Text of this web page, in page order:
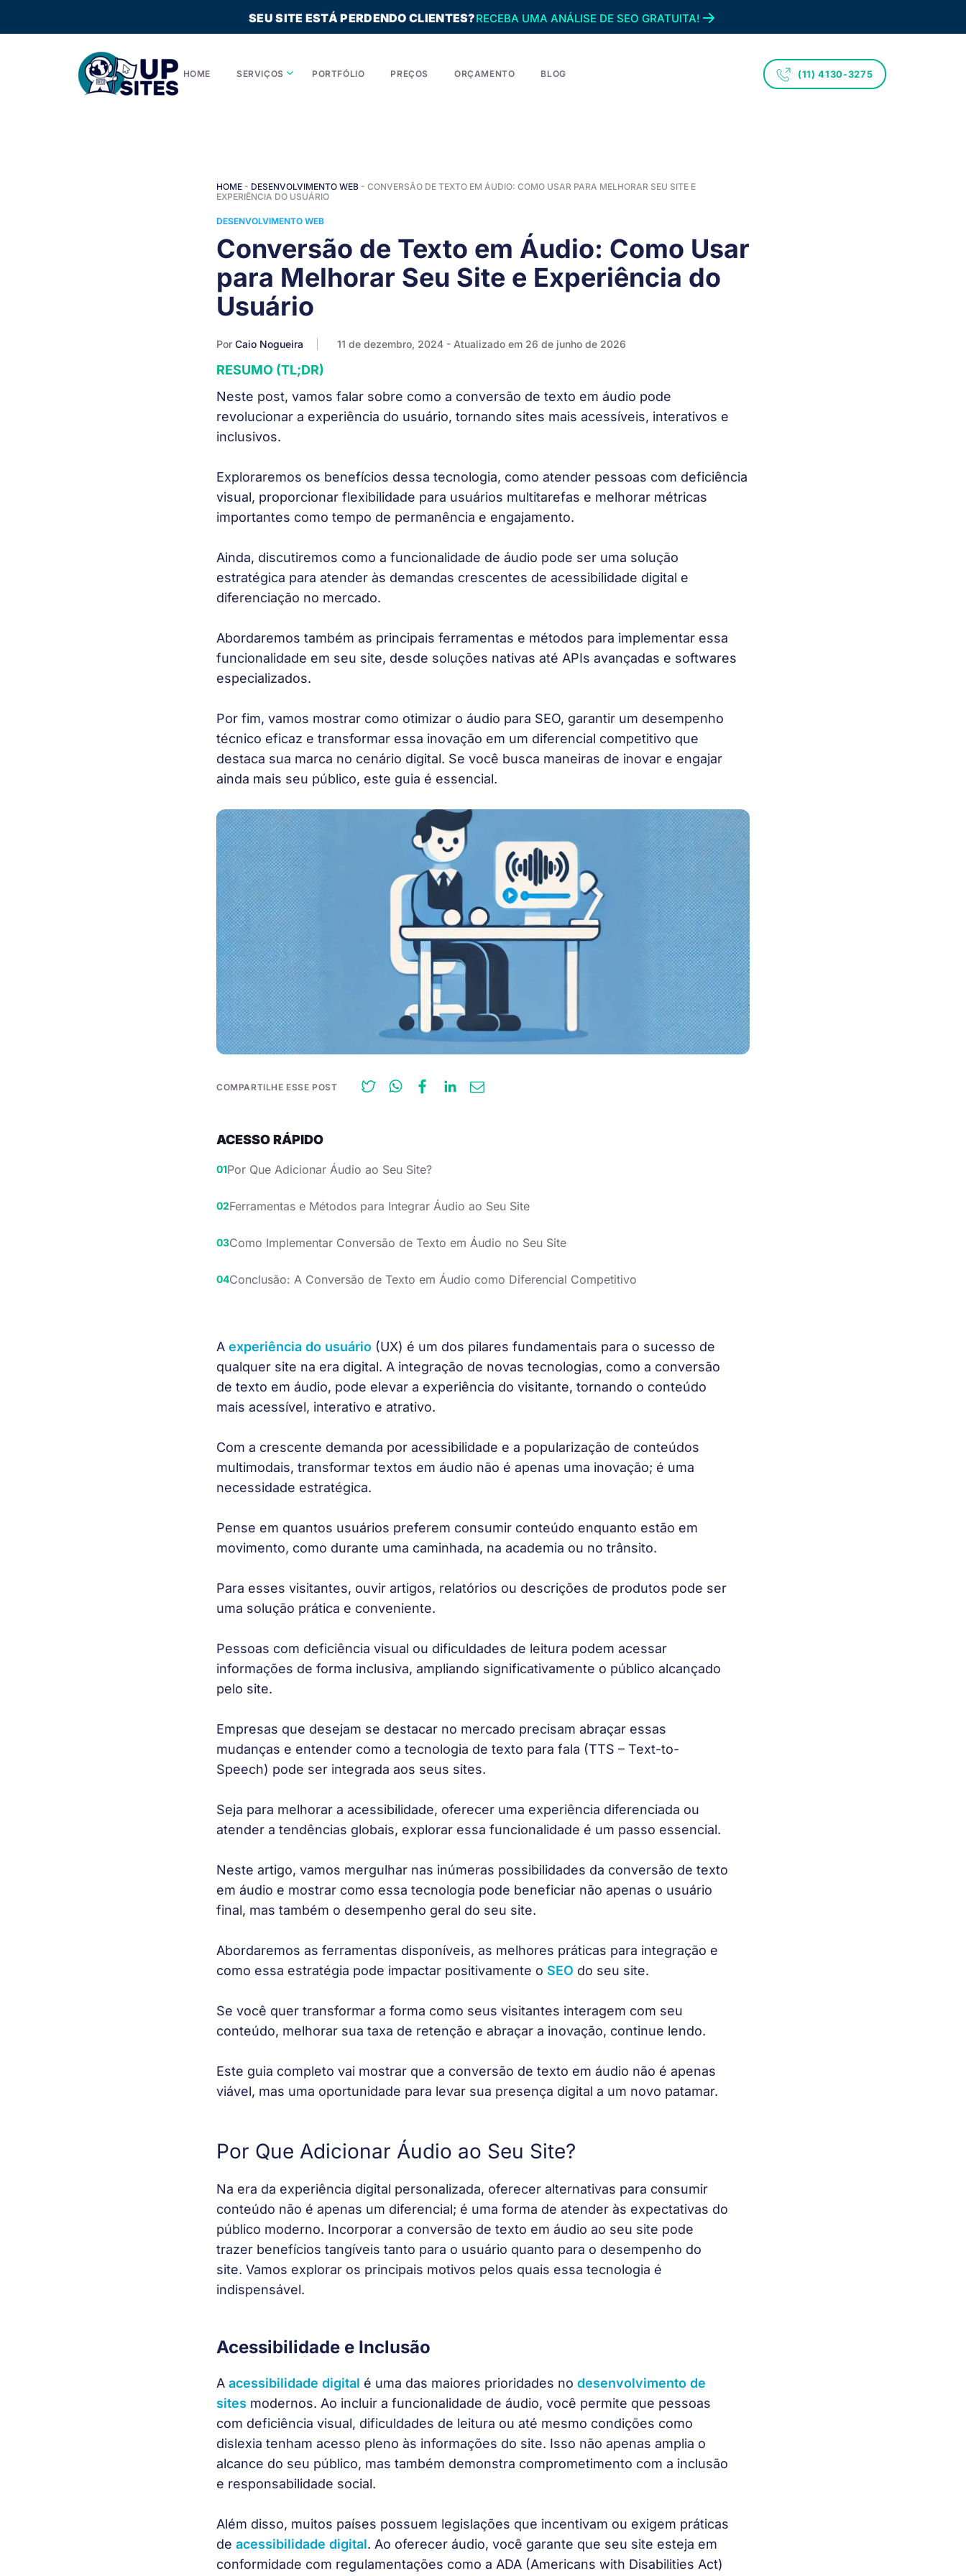
SEU SITE ESTÁ PERDENDO CLIENTES?RECEBA UMA ANÁLISE DE SEO GRATUITA!
HOME SERVIÇOS PORTFÓLIO PREÇOS ORÇAMENTO BLOG (11) 4130-3275
HOME - DESENVOLVIMENTO WEB - CONVERSÃO DE TEXTO EM ÁUDIO: COMO USAR PARA MELHORAR SEU SITE E
EXPERIÊNCIA DO USUÁRIO
DESENVOLVIMENTO WEB
Conversão de Texto em Áudio: Como Usar
para Melhorar Seu Site e Experiência do
Usuário
Por Caio Nogueira 11 de dezembro, 2024 - Atualizado em 26 de junho de 2026
RESUMO (TL;DR)
Neste post, vamos falar sobre como a conversão de texto em áudio pode
revolucionar a experiência do usuário, tornando sites mais acessíveis, interativos e
inclusivos.
Exploraremos os benefícios dessa tecnologia, como atender pessoas com deficiência
visual, proporcionar flexibilidade para usuários multitarefas e melhorar métricas
importantes como tempo de permanência e engajamento.
Ainda, discutiremos como a funcionalidade de áudio pode ser uma solução
estratégica para atender às demandas crescentes de acessibilidade digital e
diferenciação no mercado.
Abordaremos também as principais ferramentas e métodos para implementar essa
funcionalidade em seu site, desde soluções nativas até APIs avançadas e softwares
especializados.
Por fim, vamos mostrar como otimizar o áudio para SEO, garantir um desempenho
técnico eficaz e transformar essa inovação em um diferencial competitivo que
destaca sua marca no cenário digital. Se você busca maneiras de inovar e engajar
ainda mais seu público, este guia é essencial.
COMPARTILHE ESSE POST
ACESSO RÁPIDO
Por Que Adicionar Áudio ao Seu Site?
Ferramentas e Métodos para Integrar Áudio ao Seu Site
Como Implementar Conversão de Texto em Áudio no Seu Site
Conclusão: A Conversão de Texto em Áudio como Diferencial Competitivo
A experiência do usuário (UX) é um dos pilares fundamentais para o sucesso de
qualquer site na era digital. A integração de novas tecnologias, como a conversão
de texto em áudio, pode elevar a experiência do visitante, tornando o conteúdo
mais acessível, interativo e atrativo.
Com a crescente demanda por acessibilidade e a popularização de conteúdos
multimodais, transformar textos em áudio não é apenas uma inovação; é uma
necessidade estratégica.
Pense em quantos usuários preferem consumir conteúdo enquanto estão em
movimento, como durante uma caminhada, na academia ou no trânsito.
Para esses visitantes, ouvir artigos, relatórios ou descrições de produtos pode ser
uma solução prática e conveniente.
Pessoas com deficiência visual ou dificuldades de leitura podem acessar
informações de forma inclusiva, ampliando significativamente o público alcançado
pelo site.
Empresas que desejam se destacar no mercado precisam abraçar essas
mudanças e entender como a tecnologia de texto para fala (TTS – Text-to-
Speech) pode ser integrada aos seus sites.
Seja para melhorar a acessibilidade, oferecer uma experiência diferenciada ou
atender a tendências globais, explorar essa funcionalidade é um passo essencial.
Neste artigo, vamos mergulhar nas inúmeras possibilidades da conversão de texto
em áudio e mostrar como essa tecnologia pode beneficiar não apenas o usuário
final, mas também o desempenho geral do seu site.
Abordaremos as ferramentas disponíveis, as melhores práticas para integração e
como essa estratégia pode impactar positivamente o SEO do seu site.
Se você quer transformar a forma como seus visitantes interagem com seu
conteúdo, melhorar sua taxa de retenção e abraçar a inovação, continue lendo.
Este guia completo vai mostrar que a conversão de texto em áudio não é apenas
viável, mas uma oportunidade para levar sua presença digital a um novo patamar.
Por Que Adicionar Áudio ao Seu Site?
Na era da experiência digital personalizada, oferecer alternativas para consumir
conteúdo não é apenas um diferencial; é uma forma de atender às expectativas do
público moderno. Incorporar a conversão de texto em áudio ao seu site pode
trazer benefícios tangíveis tanto para o usuário quanto para o desempenho do
site. Vamos explorar os principais motivos pelos quais essa tecnologia é
indispensável.
Acessibilidade e Inclusão
A acessibilidade digital é uma das maiores prioridades no desenvolvimento de
sites modernos. Ao incluir a funcionalidade de áudio, você permite que pessoas
com deficiência visual, dificuldades de leitura ou até mesmo condições como
dislexia tenham acesso pleno às informações do site. Isso não apenas amplia o
alcance do seu público, mas também demonstra comprometimento com a inclusão
e responsabilidade social.
Além disso, muitos países possuem legislações que incentivam ou exigem práticas
de acessibilidade digital. Ao oferecer áudio, você garante que seu site esteja em
conformidade com regulamentações como a ADA (Americans with Disabilities Act)